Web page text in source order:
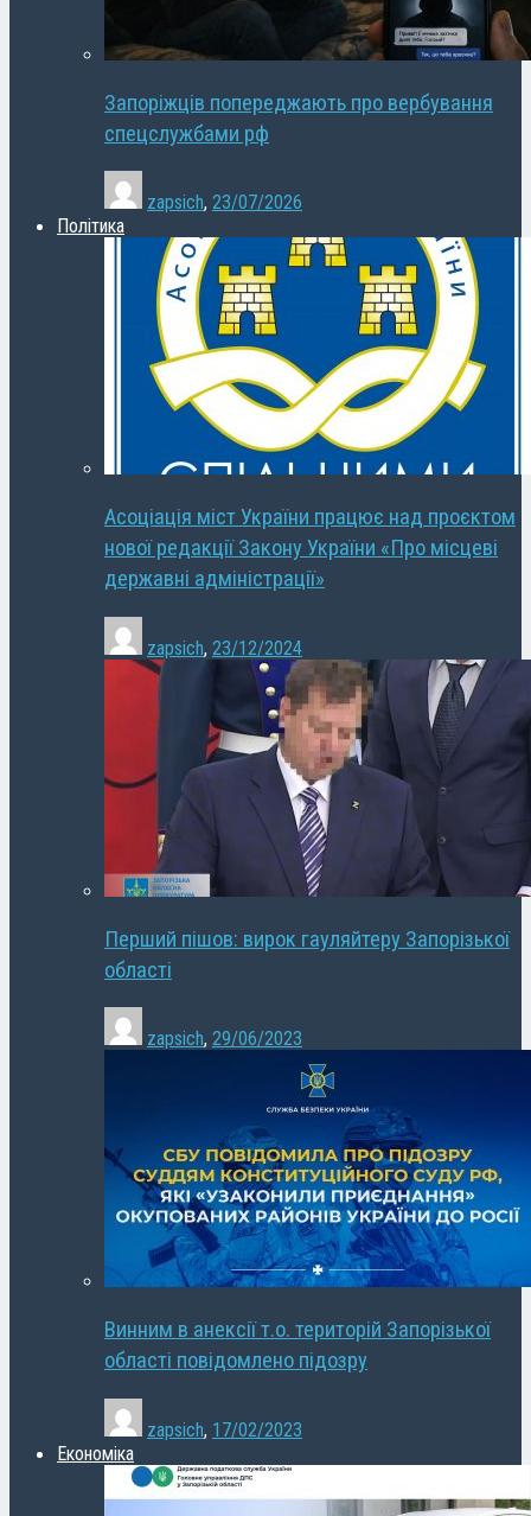
Запоріжців попереджають про вербування
спецслужбами рф
zapsich, 23/07/2026
Політика
Асоціація міст України працює над проєктом
нової редакції Закону України «Про місцеві
державні адміністрації»
zapsich, 23/12/2024
Перший пішов: вирок гауляйтеру Запорізької
області
zapsich, 29/06/2023
Винним в анексії т.о. територій Запорізької
області повідомлено підозру
zapsich, 17/02/2023
Економіка